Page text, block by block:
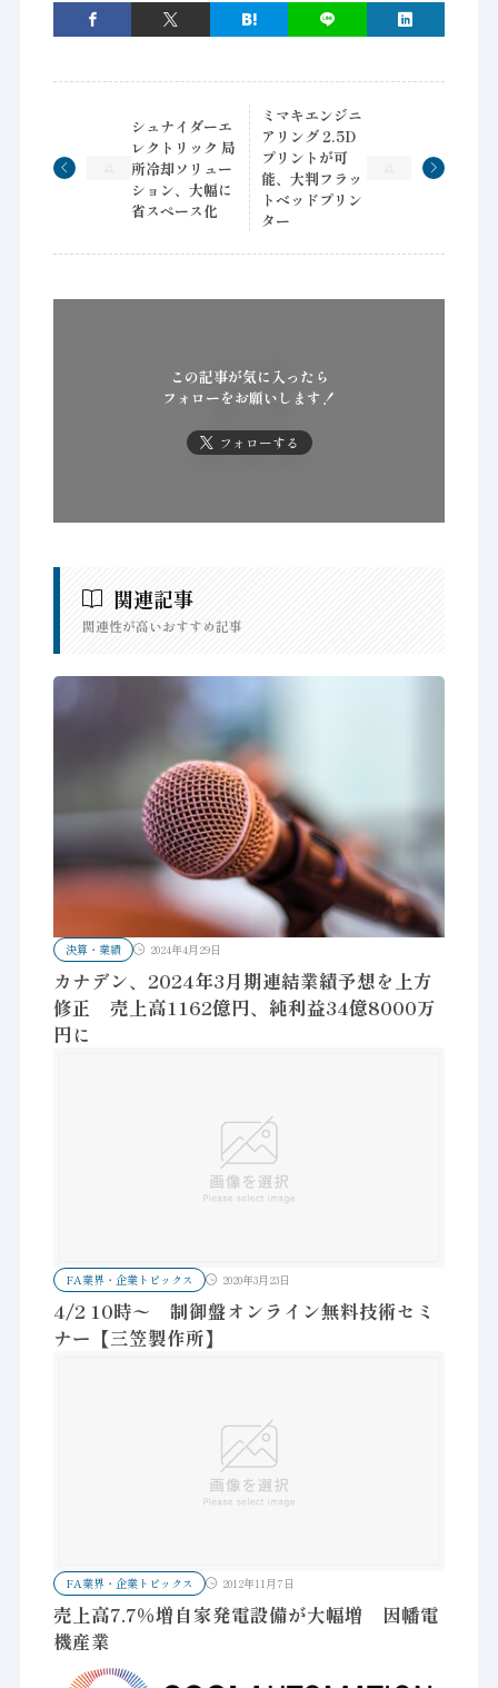
シュナイダーエ
レクトリック 局
所冷却ソリュー
ション、大幅に
省スペース化
ミマキエンジニ
アリング 2.5D
プリントが可
能、大判フラッ
トベッドプリン
ター
この記事が気に入ったら
フォローをお願いします！
フォローする
関連記事
関連性が高いおすすめ記事
決算・業績 2024年4月29日
カナデン、2024年3月期連結業績予想を上方
修正 売上高1162億円、純利益34億8000万
円に
FA業界・企業トピックス 2020年3月23日
4/2 10時〜 制御盤オンライン無料技術セミ
ナー【三笠製作所】
FA業界・企業トピックス 2012年11月7日
売上高7.7％増自家発電設備が大幅増 因幡電
機産業